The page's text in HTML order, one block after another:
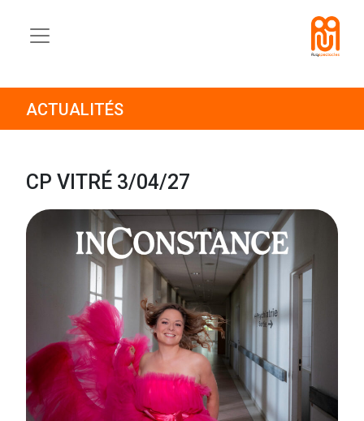
ACTUALITÉS
CP VITRÉ 3/04/27